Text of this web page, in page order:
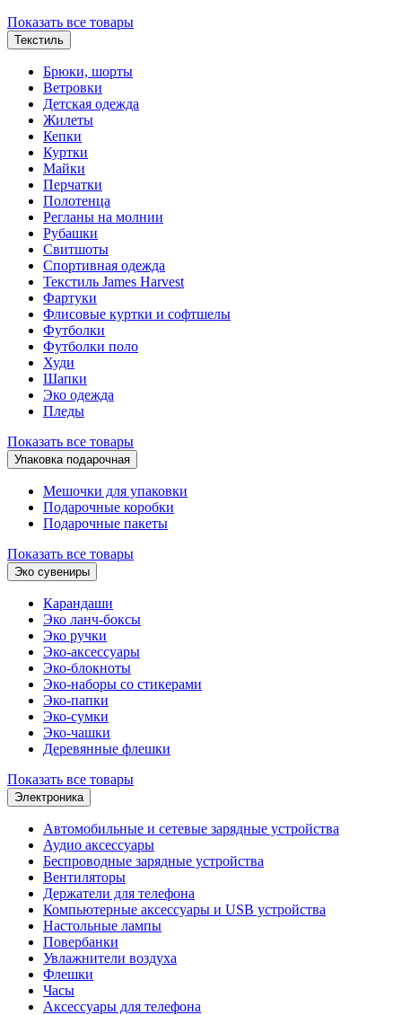
Показать все товары
Текстиль
Брюки, шорты
Ветровки
Детская одежда
Жилеты
Кепки
Куртки
Майки
Перчатки
Полотенца
Регланы на молнии
Рубашки
Свитшоты
Спортивная одежда
Текстиль James Harvest
Фартуки
Флисовые куртки и софтшелы
Футболки
Футболки поло
Худи
Шапки
Эко одежда
Пледы
Показать все товары
Упаковка подарочная
Мешочки для упаковки
Подарочные коробки
Подарочные пакеты
Показать все товары
Эко сувениры
Карандаши
Эко ланч-боксы
Эко ручки
Эко-аксессуары
Эко-блокноты
Эко-наборы со стикерами
Эко-папки
Эко-сумки
Эко-чашки
Деревянные флешки
Показать все товары
Электроника
Автомобильные и сетевые зарядные устройства
Аудио аксессуары
Беспроводные зарядные устройства
Вентиляторы
Держатели для телефона
Компьютерные аксессуары и USB устройства
Настольные лампы
Повербанки
Увлажнители воздуха
Флешки
Часы
Аксессуары для телефона